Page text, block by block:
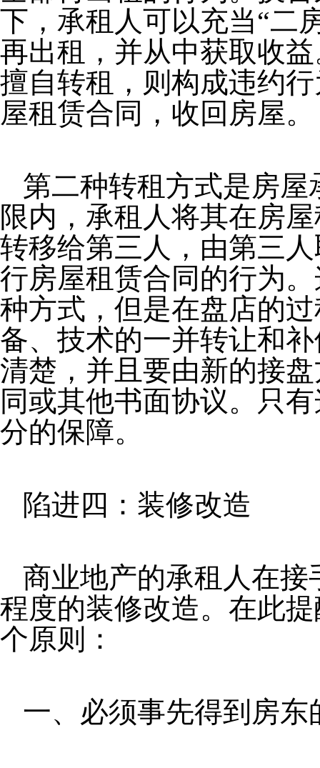
下，承租人可以充当“二
再出租，并从中获取收
擅自转租，则构成违约
屋租赁合同，收回房屋。
第二种转租方式是房
限内，承租人将其在房
转移给第三人，由第三
行房屋租赁合同的行为
种方式，但是在盘店的
备、技术的一并转让和
清楚，并且要由新的接
同或其他书面协议。只
分的保障。
陷进四：装修改造
商业地产的承租人在
程度的装修改造。在此
个原则：
一、必须事先得到房东